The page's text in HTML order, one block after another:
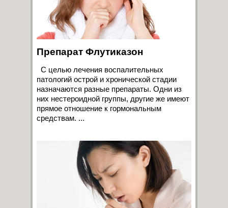
Препарат Флутиказон
С целью лечения воспалительных
патологий острой и хронической стадии
назначаются разные препараты. Одни из
них нестероидной группы, другие же имеют
прямое отношение к гормональным
средствам. ...